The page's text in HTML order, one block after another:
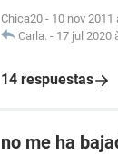
Chica20 - 10 nov 2011
Carla. - 17 jul 2020
14 respuestas
no me ha